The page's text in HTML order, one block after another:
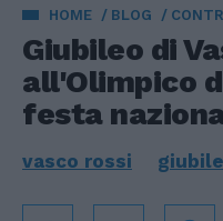
HOME BLOG
Giubileo di
all'Olimpico
festa
vasco rossi